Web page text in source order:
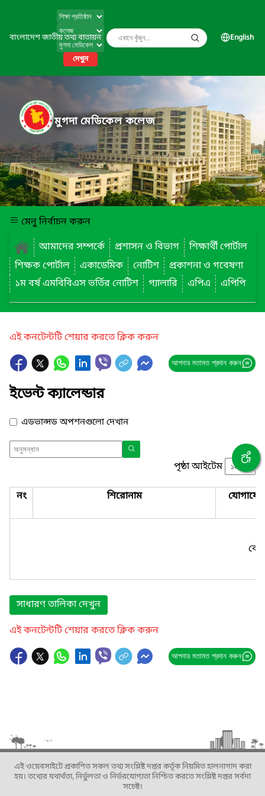
বাংলাদেশ জাতীয় তথ্য বাতায়ন
দেখুন
English
মুগদা মেডিকেল কলেজ
মেনু নির্বাচন করুন
আমাদের সম্পর্কে
প্রশাসন ও বিভাগ
শিক্ষার্থী পোর্টাল
শিক্ষক পোর্টাল
একাডেমিক নোটিশ
প্রকাশনা ও গবেষণা
১ম বর্ষ এমবিবিএস ভর্তির নোটিশ
গ্যালারি এপিএ এপিপি
এই কনটেন্টটি শেয়ার করতে ক্লিক করুন
আপনার মতামত প্রদান করুন
ইভেন্ট ক্যালেন্ডার
এডভান্সড অপশনগুলো দেখান
পৃষ্ঠা আইটেম
নং শিরোনাম
সাধারণ তালিকা দেখুন
এই কনটেন্টটি শেয়ার করতে ক্লিক করুন
আপনার মতামত প্রদান করুন
এই ওয়েবসাইটে প্রকাশিত সকল তথ্য সংশ্লিষ্ট দপ্তর কর্তৃক নিয়মিত হালনাগাদ করা
হয়। তথ্যের যথার্থতা, নির্ভুলতা ও নির্ভরযোগ্যতা নিশ্চিত করতে সংশ্লিষ্ট দপ্তর সর্বদা
সচেষ্ট।